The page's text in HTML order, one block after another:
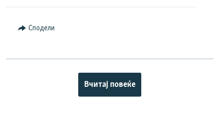
Сподели
Вчитај повеќе